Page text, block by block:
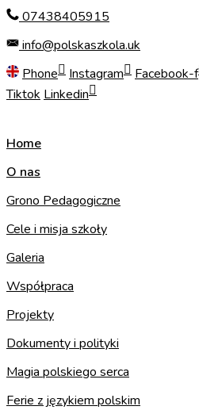
Skip
to
content
07438405915
info@polskaszkola.uk
Phone
Instagram
Facebook-f
Tiktok Linkedin
Home
O nas
Grono Pedagogiczne
Cele i misja szkoły
Galeria
Współpraca
Projekty
Dokumenty i polityki
Magia polskiego serca
Ferie z językiem polskim